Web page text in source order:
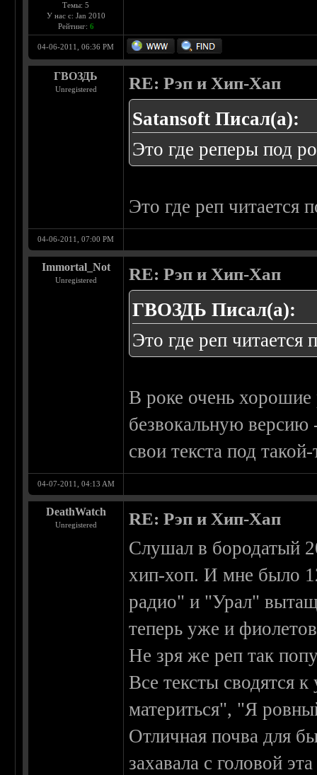
Темы: 5
У нас с: Jan 2010
Рейтинг: 6
04-06-2011, 06:36 PM
ГВОЗДЬ
Unregistered RE: Рэп и Хип-Хап
Satansoft Писал(а):
Это где реперы под
Это где реп читается
04-06-2011, 07:00 PM
Immortal_Not
Unregistered RE: Рэп и Хип-Хап
ГВОЗДЬ Писал(а):
Это где реп читается
В роке очень хорошие
безвокальную версию
свои текста под
04-07-2011, 04:13 AM
DeathWatch
Unregistered RE: Рэп и Хип-Хап
Слушал в бородатый
хип-хоп. И мне было
радио" и "Урал"
теперь уже и
Не зря же реп так
Все тексты сводятся
материться", "Я
Отличная почва для
захавала с головой эта